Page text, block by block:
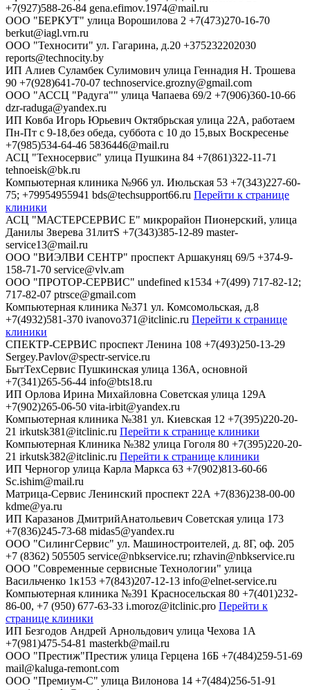
+7(927)588-26-84 gena.efimov.1974@mail.ru
ООО "БЕРКУТ" улица Ворошилова 2 +7(473)270-16-70
berkut@iagl.vrn.ru
ООО "Техносити" ул. Гагарина, д.20 +375232202030
reports@technocity.by
ИП Алиев Суламбек Сулимович улица Геннадия Н. Трошева
90 +7(928)641-70-07 technoservice.grozny@gmail.com
ООО "АССЦ "Радуга"" улица Чапаева 69/2 +7(906)360-10-66
dzr-raduga@yandex.ru
ИП Ковба Игорь Юрьевич Октябрьская улица 22А, работаем
Пн-Пт с 9-18,без обеда, суббота с 10 до 15,вых Воскресенье
+7(985)534-64-46 5836446@mail.ru
АСЦ "Техносервис" улица Пушкина 84 +7(861)322-11-71
tehnoeisk@bk.ru
Компьютерная клиника №966 ул. Июльская 53 +7(343)227-60-
75; +79954955941 bds@techsupport66.ru Перейти к странице
клиники
АСЦ "МАСТЕРСЕРВИС Е" микрорайон Пионерский, улица
Данилы Зверева 31литS +7(343)385-12-89 master-
service13@mail.ru
ООО "ВИЭЛВИ СЕНТР" проспект Аршакуняц 69/5 +374-9-
158-71-70 service@vlv.am
ООО "ПРОТОР-СЕРВИС" undefined к1534 +7(499) 717-82-12;
717-82-07 ptrsce@gmail.com
Компьютерная клиника №371 ул. Комсомольская, д.8
+7(4932)581-370 ivanovo371@itclinic.ru Перейти к странице
клиники
СПЕКТР-СЕРВИС проспект Ленина 108 +7(493)250-13-29
Sergey.Pavlov@spectr-service.ru
БытТехСервис Пушкинская улица 136А, основной
+7(341)265-56-44 info@bts18.ru
ИП Орлова Ирина Михайловна Советская улица 129А
+7(902)265-06-50 vita-irbit@yandex.ru
Компьютерная клиника №381 ул. Киевская 12 +7(395)220-20-
21 irkutsk381@itclinic.ru Перейти к странице клиники
Компьютерная Клиника №382 улица Гоголя 80 +7(395)220-20-
21 irkutsk382@itclinic.ru Перейти к странице клиники
ИП Черногор улица Карла Маркса 63 +7(902)813-60-66
Sc.ishim@mail.ru
Матрица-Сервис Ленинский проспект 22А +7(836)238-00-00
kdme@ya.ru
ИП Каразанов ДмитрийАнатольевич Советская улица 173
+7(836)245-73-68 midas5@yandex.ru
ООО "СилингСервис" ул. Машиностроителей, д. 8Г, оф. 205
+7 (8362) 505505 service@nbkservice.ru; rzhavin@nbkservice.ru
ООО "Современные сервисные Технологии" улица
Васильченко 1к153 +7(843)207-12-13 info@elnet-service.ru
Компьютерная клиника №391 Красносельская 80 +7(401)232-
86-00, +7 (950) 677-63-33 i.moroz@itclinic.pro Перейти к
странице клиники
ИП Безгодов Андрей Арнольдович улица Чехова 1А
+7(981)475-54-81 masterkb@mail.ru
ООО "Престиж"Престиж улица Герцена 16Б +7(484)259-51-69
mail@kaluga-remont.com
ООО "Премиум-С" улица Вилонова 14 +7(484)256-51-91